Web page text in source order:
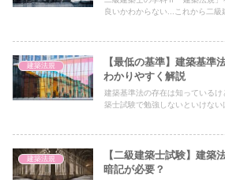
良いかわからない...これから二級
建築法規
【最低の基準】建築基準
わかりやすく解説
建築基準法の存在は知っている
築士試験で勉強しないといけない
建築法規
【二級建築士試験】建築
暗記が必要？